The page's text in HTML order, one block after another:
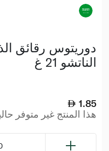
دوريتوس رقائق
الناتشو 21 غ
1.85
هذا المنتج غير متوفر